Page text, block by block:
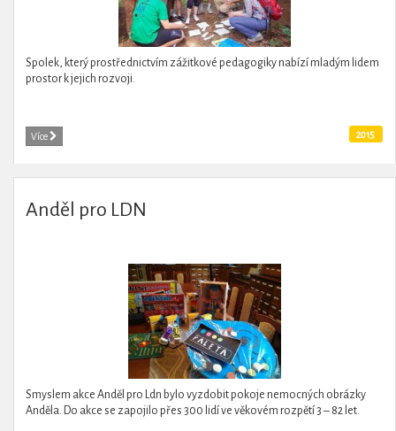
Spolek, který prostřednictvím zážitkové pedagogiky nabízí mladým lidem
prostor k jejich rozvoji.
Více 2015
Anděl pro LDN
Smyslem akce Anděl pro Ldn bylo vyzdobit pokoje nemocných obrázky
Anděla. Do akce se zapojilo přes 300 lidí ve věkovém rozpětí 3 – 82 let.